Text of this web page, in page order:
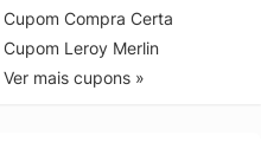
Cupom Compra Certa
Cupom Leroy Merlin
Ver mais cupons »